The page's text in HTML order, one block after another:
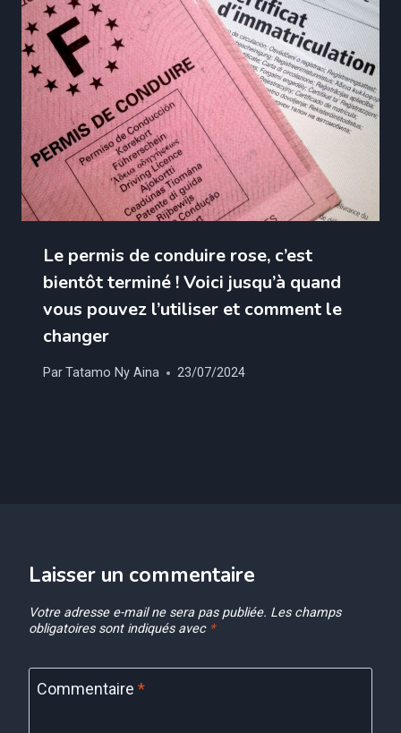
Le permis de conduire rose, c’est
bientôt terminé ! Voici jusqu’à quand
vous pouvez l’utiliser et comment le
changer
ParTatamo Ny Aina 23/07/2024
Laisser un commentaire
Votre adresse e-mail ne sera pas publiée. Les champs
obligatoires sont indiqués avec *
Commentaire *